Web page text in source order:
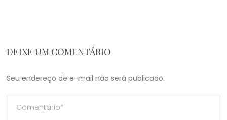
DEIXE UM COMENTÁRIO
Seu endereço de e-mail não será publicado.